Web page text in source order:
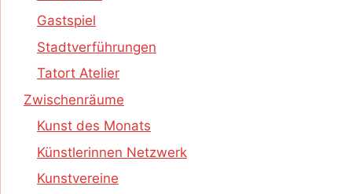
Gastspiel
Stadtverführungen
Tatort Atelier
Zwischenräume
Kunst des Monats
Künstlerinnen Netzwerk
Kunstvereine